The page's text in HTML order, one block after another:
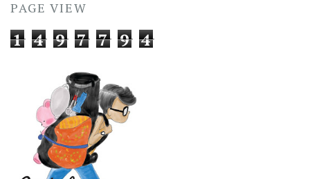
PAGE VIEW
1 4 9 7 7 9 4